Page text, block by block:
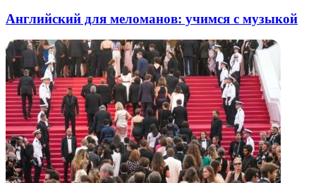
Английский для меломанов: учимся с музыкой